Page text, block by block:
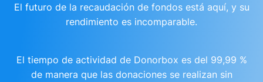
El futuro de la recaudación de fondos está aquí, y su
rendimiento es incomparable.
El tiempo de actividad de Donorbox es del 99,99 %
de manera que las donaciones se realizan sin